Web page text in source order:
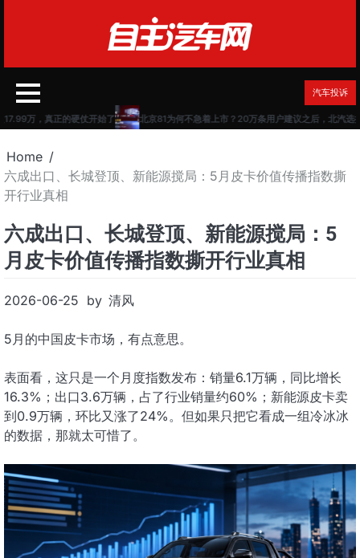
汽车投诉
万，真正的硬仗开始了 北京81为何不急着上市？20万条用户建议之后，北汽选择
Home
六成出口、长城登顶、新能源搅局：5月皮卡价值传播指数撕
开行业真相
六成出口、长城登顶、新能源搅局：5
月皮卡价值传播指数撕开行业真相
2026-06-25 by 清风
5月的中国皮卡市场，有点意思。
表面看，这只是一个月度指数发布：销量6.1万辆，同比增长
16.3%；出口3.6万辆，占了行业销量约60%；新能源皮卡卖
到0.9万辆，环比又涨了24%。但如果只把它看成一组冷冰冰
的数据，那就太可惜了。